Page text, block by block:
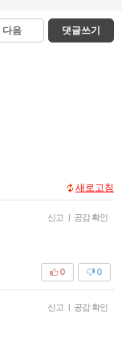
다음 댓글쓰기
새로고침
신고 | 공감 확인
0
0
신고 | 공감 확인